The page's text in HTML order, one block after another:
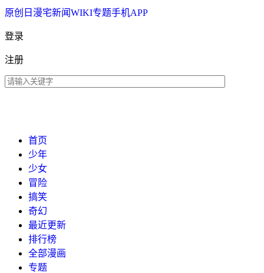
原创 日漫宅新闻WIKI专题手机APP
登录
注册
首页
少年
少女
冒险
搞笑
奇幻
最近更新
排行榜
全部漫画
专题